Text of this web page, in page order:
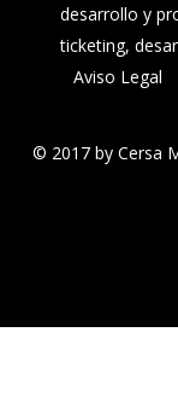
desarrollo y
ticketing,
Aviso Legal
© 2017 by Cersa